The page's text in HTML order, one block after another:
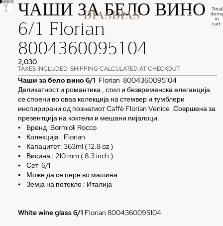
Total
items
in
cart:
ЧАШИ ЗА БЕЛО ВИНО
6/1 Florian
8004360095104
2,030
TAXES INCLUDED. SHIPPING CALCULATED AT CHECKOUT.
Чаши за бело вино 6/1 Florian 8004360095104
Деликатност и романтика , стил и безвременска елеганција
се споени во оваа колекција на стемвер и тумблери
инспирирани од познатиот Caffè Florian Venice .Совршена за
презентција на коктели и мешани пијалоци.
⦁ Бренд :Bormioli Rocco
⦁ Колекција : Florian
⦁ Капацитет: 363ml ( 12.8 oz )
⦁ Висина : 210 mm ( 8.3 inch )
⦁ Сет 6/1
⦁ Може да се пере во машина
⦁ Земја на потекло : Италија
White wine glass 6/1 Florian 8004360095104